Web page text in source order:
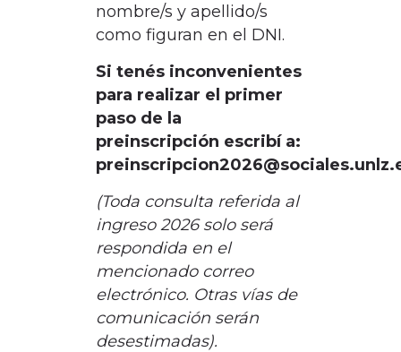
nombre/s y apellido/s
como figuran en el DNI.
Si tenés inconvenientes
para realizar el primer
paso de la
preinscripción escribí a:
(Toda consulta referida al
ingreso 2026 solo será
respondida en el
mencionado correo
electrónico. Otras vías de
comunicación serán
desestimadas).